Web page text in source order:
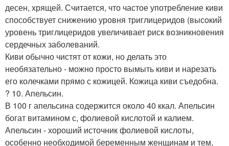
десен, хрящей. Считается, что частое употребление киви
способствует снижению уровня триглицеридов (высокий
уровень триглицеридов увеличивает риск возникновения
сердечных заболеваний.
Киви обычно чистят от кожи, но делать это
необязательно - можно просто вымыть киви и нарезать
его колечками прямо с кожицей. Кожица киви съедобна.
? 10. Апельсин.
В 100 г апельсина содержится около 40 ккал. Апельсин
богат витамином с, фолиевой кислотой и калием.
Апельсин - хороший источник фолиевой кислоты,
особенно необходимой беременным женщинам и тем,